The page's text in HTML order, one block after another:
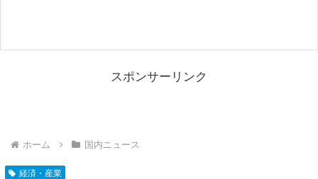
スポンサーリンク
ホーム 国内ニュース
経済・産業